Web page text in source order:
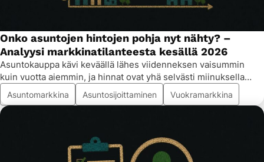
Onko asuntojen hintojen pohja nyt nähty? –
Analyysi markkinatilanteesta kesällä 2026
Asuntokauppa kävi keväällä lähes viidenneksen vaisummin
kuin vuotta aiemmin, ja hinnat ovat yhä selvästi miinuksella…
Asuntomarkkina Asuntosijoittaminen Vuokramarkkina